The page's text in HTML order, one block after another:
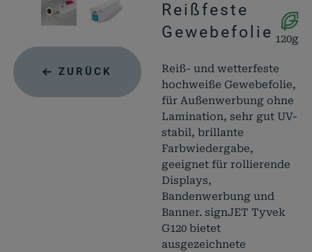
ZURÜCK
Reißfeste
Gewebefolie 120g
Reiß- und wetterfeste
hochweiße Gewebefolie,
für Außenwerbung ohne
Lamination, sehr gut UV-
stabil, brillante
Farbwiedergabe,
geeignet für rollierende
Displays,
Bandenwerbung und
Banner. signJET Tyvek
G120 bietet
ausgezeichnete